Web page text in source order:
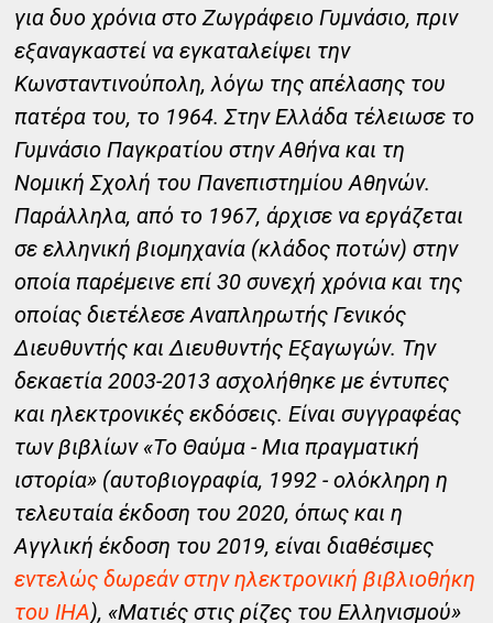
για δυο χρόνια στο Ζωγράφειο Γυμνάσιο, πριν
εξαναγκαστεί να εγκαταλείψει την
Κωνσταντινούπολη, λόγω της απέλασης του
πατέρα του, το 1964. Στην Ελλάδα τέλειωσε το
Γυμνάσιο Παγκρατίου στην Αθήνα και τη
Νομική Σχολή του Πανεπιστημίου Αθηνών.
Παράλληλα, από το 1967, άρχισε να εργάζεται
σε ελληνική βιομηχανία (κλάδος ποτών) στην
οποία παρέμεινε επί 30 συνεχή χρόνια και της
οποίας διετέλεσε Αναπληρωτής Γενικός
Διευθυντής και Διευθυντής Εξαγωγών. Την
δεκαετία 2003-2013 ασχολήθηκε με έντυπες
και ηλεκτρονικές εκδόσεις. Είναι συγγραφέας
των βιβλίων «Το Θαύμα - Μια πραγματική
ιστορία» (αυτοβιογραφία, 1992 - ολόκληρη η
τελευταία έκδοση του 2020, όπως και η
Αγγλική έκδοση του 2019, είναι διαθέσιμες
εντελώς δωρεάν στην ηλεκτρονική βιβλιοθήκη
του ΙΗΑ), «Ματιές στις ρίζες του Ελληνισμού»